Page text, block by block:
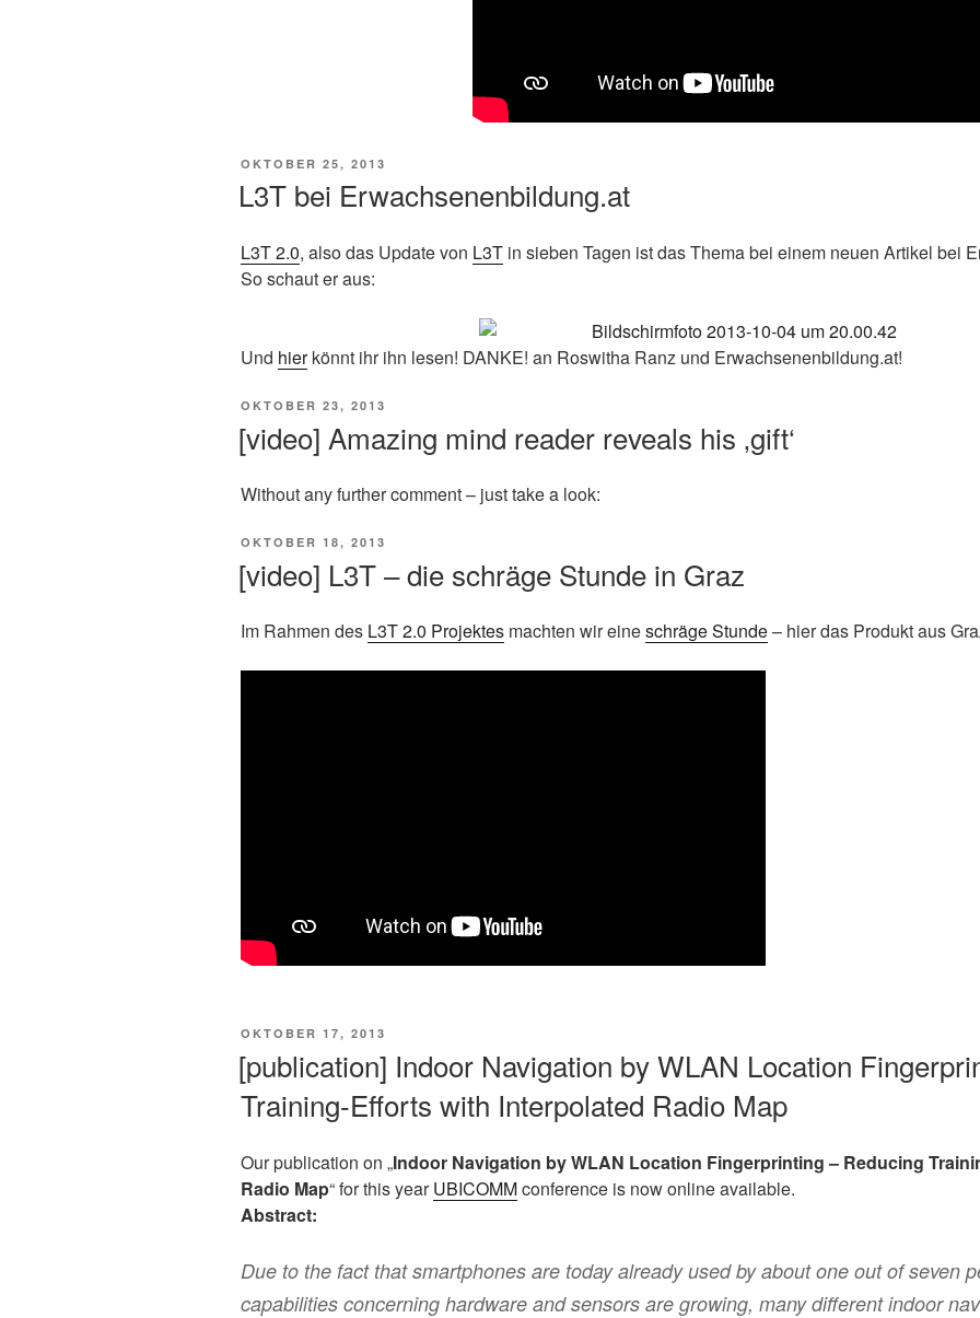
VERÖFFENTLICHT
OKTOBER 25, 2013
L3T bei Erwachsenenbildung.at
L3T 2.0, also das Update von L3T in sieben Tagen ist das Thema bei einem neuen Artikel bei
So schaut er aus:
Und hierkönnt ihr ihn lesen! DANKE! an Roswitha Ranz und Erwachsenenbildung.at!
VERÖFFENTLICHT
OKTOBER 23, 2013
[video] Amazing mind reader reveals his ‚gift‘
Without any further comment – just take a look:
VERÖFFENTLICHT
OKTOBER 18, 2013
[video] L3T – die schräge Stunde in Graz
Im Rahmen des L3T 2.0 Projektes machten wir eineschräge Stunde– hier das Produkt aus
VERÖFFENTLICHT
OKTOBER 17, 2013
[publication] Indoor Navigation by WLAN Location
Training-Efforts with Interpolated Radio Map
Our publication on „Indoor Navigation by WLAN Location Fingerprinting – Reducing
Radio Map“ for this yearUBICOMMconference is now online available.
Abstract:
Due to the fact that smartphones are today already used by about one out of seven
capabilities concerning hardware and sensors are growing, many different indoor